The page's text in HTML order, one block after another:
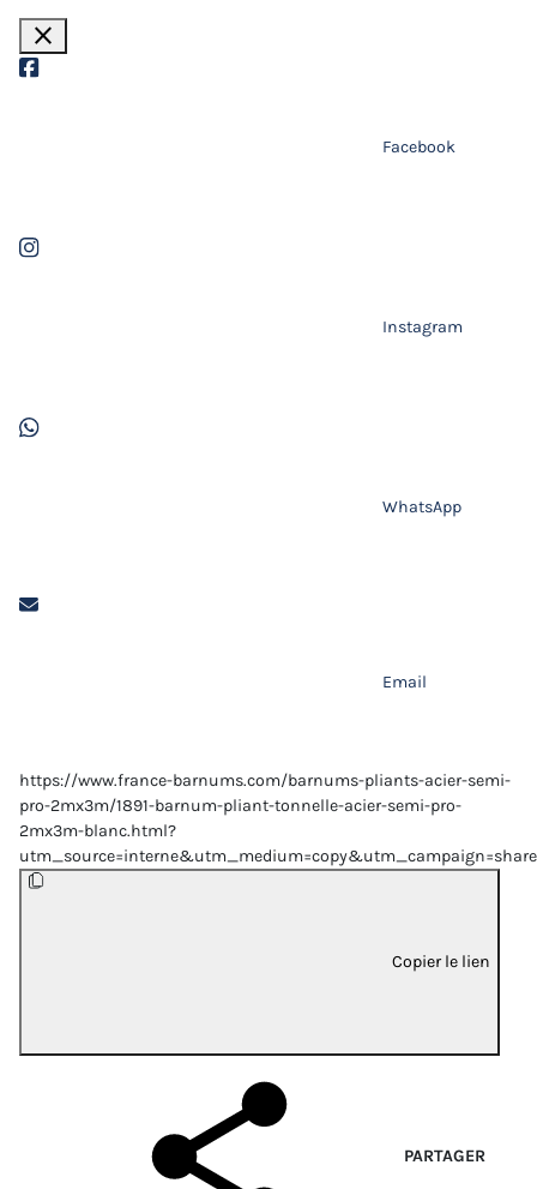
close
Facebook
Instagram
WhatsApp
Email
https://www.france-barnums.com/barnums-pliants-acier-semi-
pro-2mx3m/1891-barnum-pliant-tonnelle-acier-semi-pro-
2mx3m-blanc.html?
Copier le lien
PARTAGER